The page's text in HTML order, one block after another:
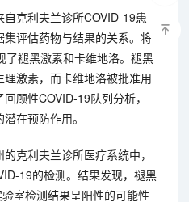
克利夫兰诊所COVID-19患
评估药物与结果的关系。将
了褪黑激素和卡维地洛。褪黑
激素，而卡维地洛被批准用
顾性COVID-19队列分析，
在预防作用。
克利夫兰诊所医疗系统中，
19的检测。结果发现，褪黑
室检测结果呈阳性的可能性